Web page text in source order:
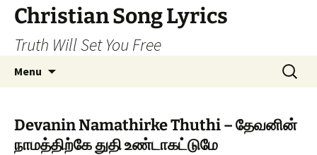
Skip
content
Christian Song Lyrics
Truth Will Set You Free
Menu
Search
for:
Devanin Namathirke Thuthi – தேவனின்
நாமத்திற்கே துதி உண்டாகட்டுமே